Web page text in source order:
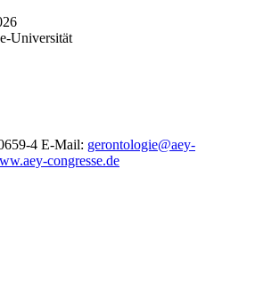
Universität
4 E-Mail: gerontologie@aey-
congresse.de